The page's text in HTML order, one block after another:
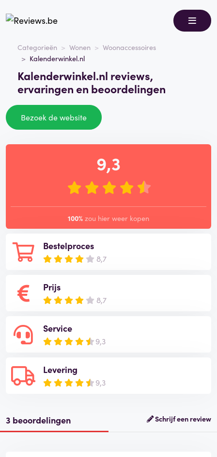
Categorieën Wonen
Woonaccessoires
Kalenderwinkel.nl
Kalenderwinkel.nl reviews,
ervaringen en beoordelingen
Bezoek de website
Bestelproces
8,7
Prijs
8,7
Service
9,3
Levering
9,3
9,3
100% zou hier weer kopen
3 beoordelingen Schrijf een review